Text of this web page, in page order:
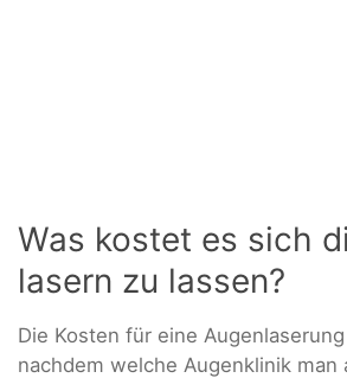
Was kostet es sich
lasern zu lassen?
Die Kosten für eine
nachdem welche Augenklinik man